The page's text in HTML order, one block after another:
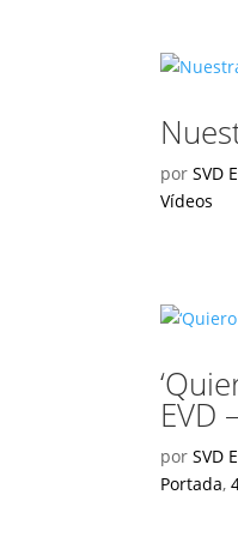
porSVD
Vídeos
EVD –
porSVD
Portada,